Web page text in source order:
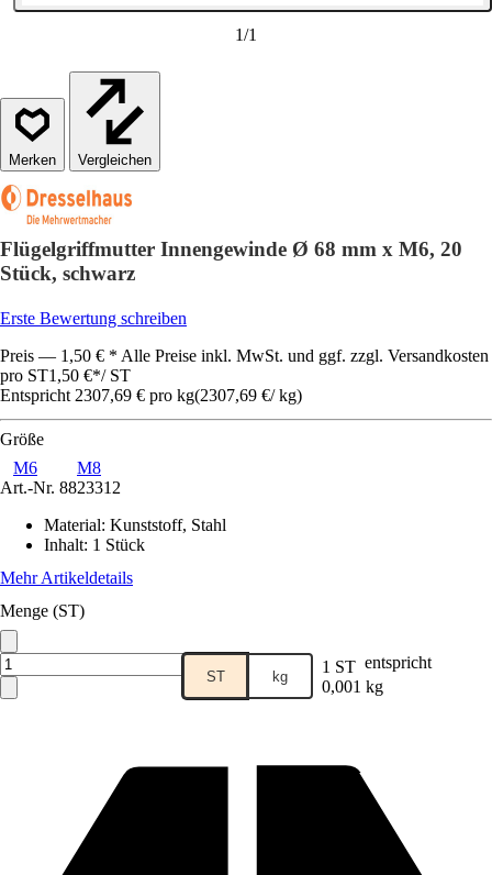
1/1
Vergleichen
Flügelgriffmutter Innengewinde Ø 68 mm x M6, 20
Stück, schwarz
Erste Bewertung schreiben
Preis — 1,50 € * Alle Preise inkl. MwSt. und ggf. zzgl. Versandkosten
pro ST1,50 €*/ ST
Entspricht 2307,69 € pro kg(2307,69 €/ kg)
Größe
M6
M8
Art.-Nr. 8823312
Material: Kunststoff, Stahl
Inhalt: 1 Stück
Mehr Artikeldetails
Menge (ST)
ST kg 1 ST entspricht
0,001 kg